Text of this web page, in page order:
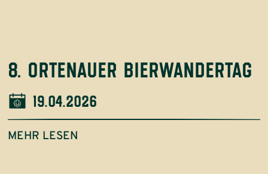
8. ortenauer bierwandertag
19.04.2026
MEHR LESEN